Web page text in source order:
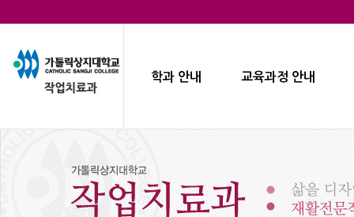
학과 안내 교육과정 안내